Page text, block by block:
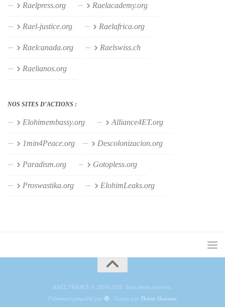
Raelpress.org Raelacademy.org
Rael-justice.org Raelafrica.org
Raelcanada.org Raelswiss.ch
Raelianos.org
NOS SITES D’ACTIONS :
Elohimembassy.org Alliance4ET.org
1min4Peace.org Descolonizacion.org
Paradism.org Gotopless.org
Proswastika.org ElohimLeaks.org
RAËL FRANCE © 2014-2026. Tous droits réservés.
Fièrement propulsé par
- Conçu par Thème Hueman